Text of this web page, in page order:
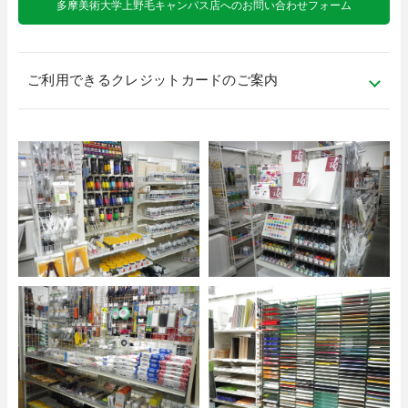
多摩美術大学上野毛キャンパス店へのお問い合わせフォーム
ご利用できるクレジットカードのご案内